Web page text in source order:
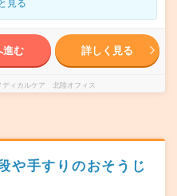
進む 詳しく見る
ディカルケア 北陸オフィス
や手すりのおそうじ